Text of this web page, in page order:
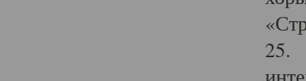
25.